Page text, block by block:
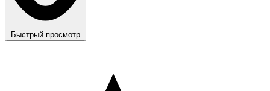
Быстрый просмотр